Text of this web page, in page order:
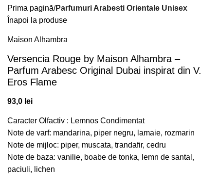
Prima pagină Parfumuri Arabesti Orientale Unisex
Înapoi la produse
Maison Alhambra
Versencia Rouge by Maison Alhambra –
Parfum Arabesc Original Dubai inspirat din V.
Eros Flame
93,0 lei
Caracter Olfactiv : Lemnos Condimentat
Note de varf: mandarina, piper negru, lamaie, rozmarin
Note de mijloc: piper, muscata, trandafir, cedru
Note de baza: vanilie, boabe de tonka, lemn de santal,
paciuli, lichen